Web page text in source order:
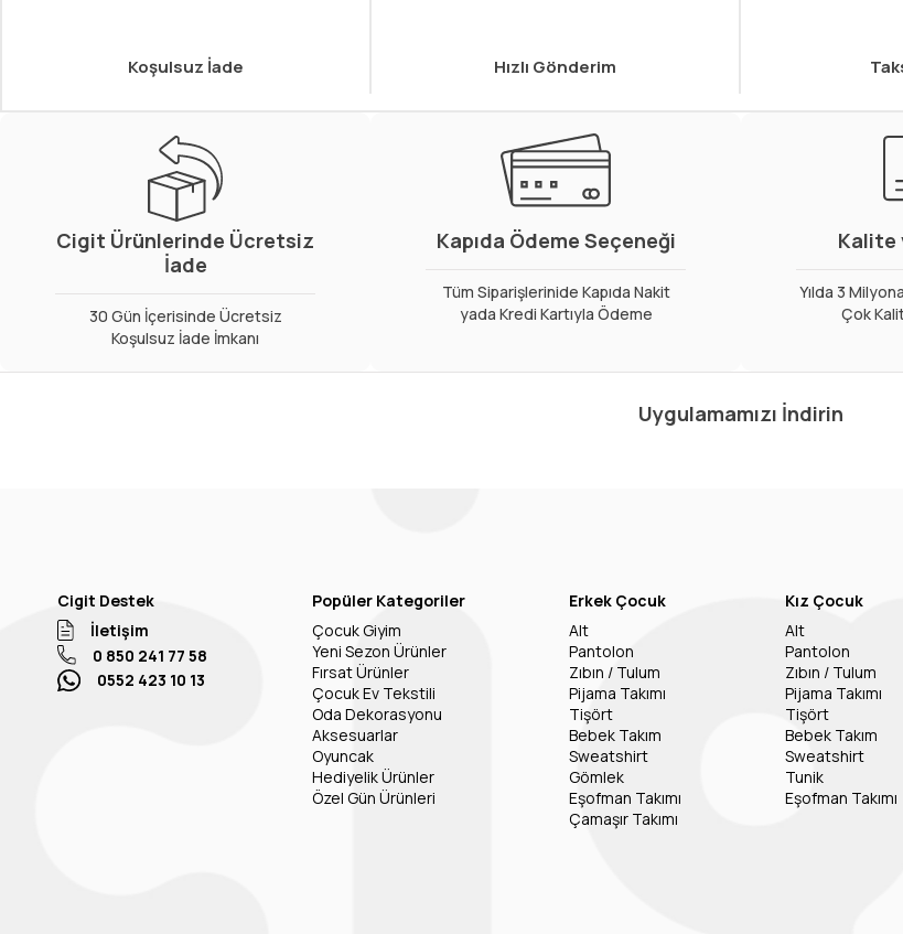
Koşulsuz İade Hızlı Gönderim
Cigit Ürünlerinde Ücretsiz
İade
30 Gün İçerisinde Ücretsiz
Koşulsuz İade İmkanı
Kapıda Ödeme Seçeneği
Tüm Siparişlerinide Kapıda Nakit
yada Kredi Kartıyla Ödeme
Kalite
Yılda 3
Çok
Uygulamamızı İndirin
Cigit Destek
İletişim
0 850 241 77 58
0552 423 10 13
Popüler Kategoriler
Çocuk Giyim
Yeni Sezon Ürünler
Fırsat Ürünler
Çocuk Ev Tekstili
Oda Dekorasyonu
Aksesuarlar
Oyuncak
Hediyelik Ürünler
Özel Gün Ürünleri
Erkek Çocuk
Alt
Pantolon
Zıbın / Tulum
Pijama Takımı
Tişört
Bebek Takım
Sweatshirt
Gömlek
Eşofman Takımı
Çamaşır Takımı
Kız Çocuk
Alt
Pantolon
Zıbın / Tulum
Pijama Takımı
Tişört
Bebek Takım
Sweatshirt
Tunik
Eşofman Takımı